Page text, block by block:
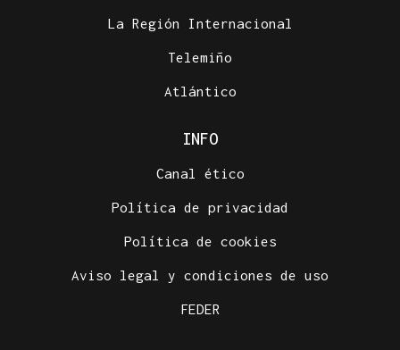
La Región Internacional
Telemiño
Atlántico
INFO
Canal ético
Política de privacidad
Política de cookies
Aviso legal y condiciones de uso
FEDER